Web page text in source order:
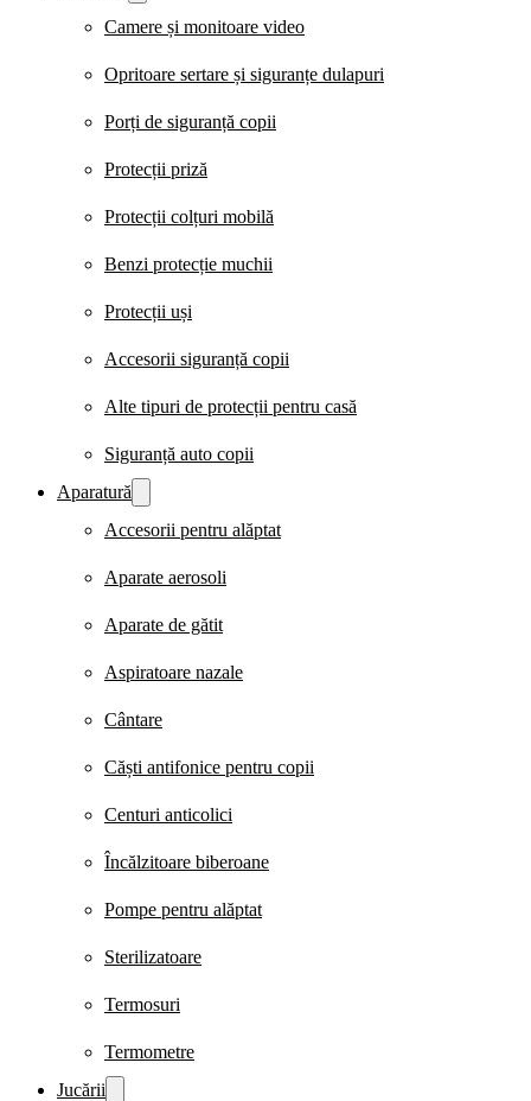
Camere și monitoare video
Opritoare sertare și siguranțe dulapuri
Porți de siguranță copii
Protecții priză
Protecții colțuri mobilă
Benzi protecție muchii
Protecții uși
Accesorii siguranță copii
Alte tipuri de protecții pentru casă
Siguranță auto copii
Aparatură
Accesorii pentru alăptat
Aparate aerosoli
Aparate de gătit
Aspiratoare nazale
Cântare
Căști antifonice pentru copii
Centuri anticolici
Încălzitoare biberoane
Pompe pentru alăptat
Sterilizatoare
Termosuri
Termometre
Jucării